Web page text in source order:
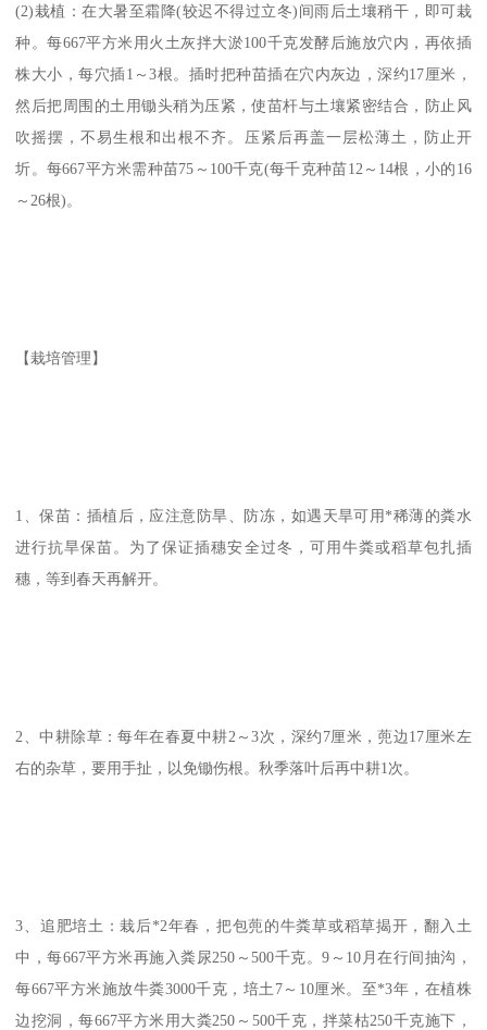
(2)栽植：在大暑至霜降(较迟不得过立冬)间雨后土壤稍干，即可栽
种。每667平方米用火土灰拌大淤100千克发酵后施放穴内，再依插
株大小，每穴插1～3根。插时把种苗插在穴内灰边，深约17厘米，
然后把周围的土用锄头稍为压紧，使苗杆与土壤紧密结合，防止风
吹摇摆，不易生根和出根不齐。压紧后再盖一层松薄土，防止开
圻。每667平方米需种苗75～100千克(每千克种苗12～14根，小的16
～26根)。
【栽培管理】
1、保苗：插植后，应注意防旱、防冻，如遇天旱可用*稀薄的粪水
进行抗旱保苗。为了保证插穗安全过冬，可用牛粪或稻草包扎插
穗，等到春天再解开。
2、中耕除草：每年在春夏中耕2～3次，深约7厘米，蔸边17厘米左
右的杂草，要用手扯，以免锄伤根。秋季落叶后再中耕1次。
3、追肥培土：栽后*2年春，把包蔸的牛粪草或稻草揭开，翻入土
中，每667平方米再施入粪尿250～500千克。9～10月在行间抽沟，
每667平方米施放牛粪3000千克，培土7～10厘米。至*3年，在植株
边挖洞，每667平方米用大粪250～500千克，拌菜枯250千克施下，